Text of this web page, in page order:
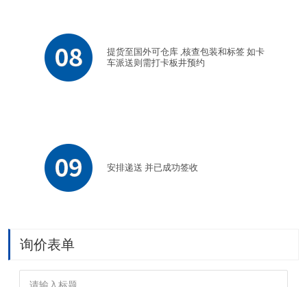
提货至国外可仓库 ,核查包装和标签 如卡
车派送则需打卡板井预约
安排递送 并已成功签收
询价表单